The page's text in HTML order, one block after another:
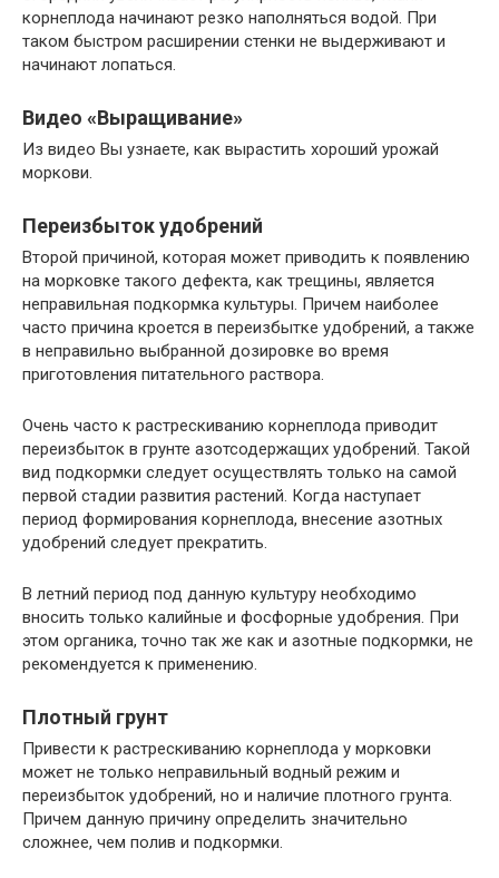
корнеплода начинают резко наполняться водой. При
таком быстром расширении стенки не выдерживают и
начинают лопаться.
Видео «Выращивание»
Из видео Вы узнаете, как вырастить хороший урожай
моркови.
Переизбыток удобрений
Второй причиной, которая может приводить к появлению
на морковке такого дефекта, как трещины, является
неправильная подкормка культуры. Причем наиболее
часто причина кроется в переизбытке удобрений, а также
в неправильно выбранной дозировке во время
приготовления питательного раствора.
Очень часто к растрескиванию корнеплода приводит
переизбыток в грунте азотсодержащих удобрений. Такой
вид подкормки следует осуществлять только на самой
первой стадии развития растений. Когда наступает
период формирования корнеплода, внесение азотных
удобрений следует прекратить.
В летний период под данную культуру необходимо
вносить только калийные и фосфорные удобрения. При
этом органика, точно так же как и азотные подкормки, не
рекомендуется к применению.
Плотный грунт
Привести к растрескиванию корнеплода у морковки
может не только неправильный водный режим и
переизбыток удобрений, но и наличие плотного грунта.
Причем данную причину определить значительно
сложнее, чем полив и подкормки.